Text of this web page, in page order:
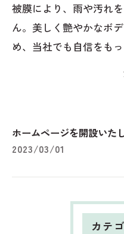
被膜により、雨や汚れ
ん。美しく艶やかなボ
め、当社でも自信をも
ホームページを開設いた
2023/03/01
カテ